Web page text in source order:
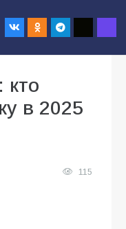
кто
в 2025
115